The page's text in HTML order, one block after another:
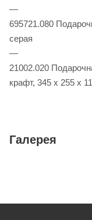
—
695721.080
серая
—
21002.020
крафт, 345 х 255 х
Галерея